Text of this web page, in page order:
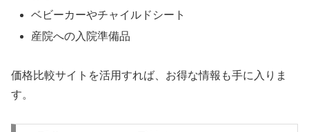
ベビーカーやチャイルドシート
産院への入院準備品
価格比較サイトを活用すれば、お得な情報も手に入りま
す。